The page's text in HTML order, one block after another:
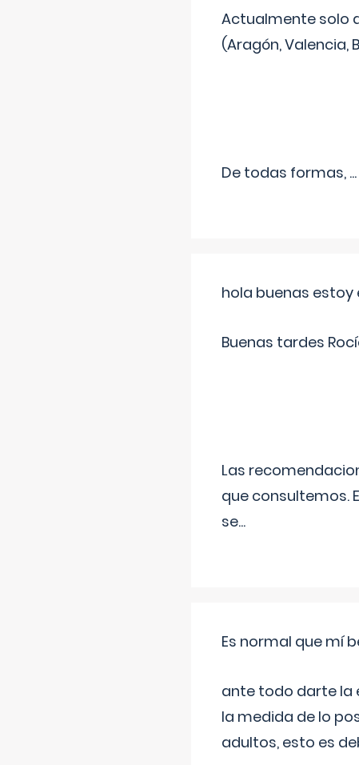
Actualmente solo
(Aragón, Valencia,
De todas formas, ...
hola buenas
Buenas tardes
Las
que consultemos.
se...
Es normal que mí
ante todo darte la
la medida de lo
adultos, esto es